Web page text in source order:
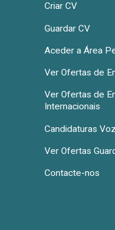
Criar CV
Guardar CV
Aceder a Área
Ver Ofertas de
Ver Ofertas de
Internacionais
Candidaturas
Ver Ofertas
Contacte-nos